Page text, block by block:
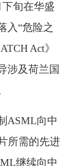
旬在华盛
入“危险之
Act》
涉及荷兰国
ASML向中
所需的先进
继续向中